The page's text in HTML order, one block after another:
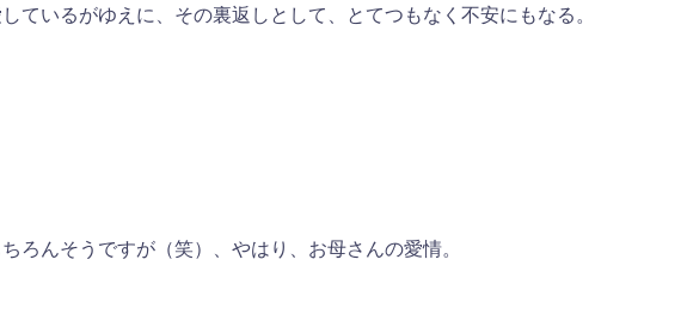
ているがゆえに、その裏返しとして、とてつもなく不安にもなる。
ろんそうですが（笑）、やはり、お母さんの愛情。